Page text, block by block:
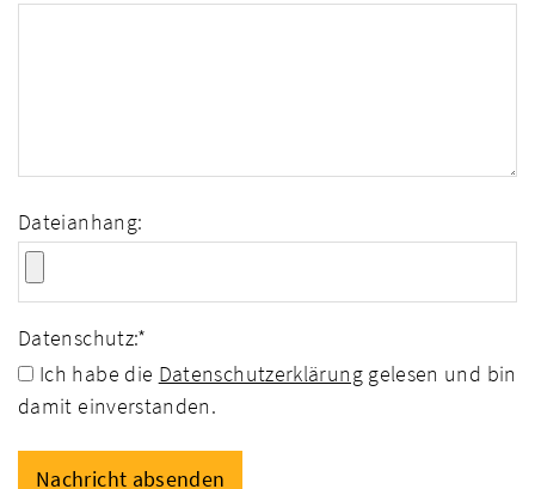
Dateianhang:
Datenschutz:*
Ich habe die Datenschutzerklärunggelesen und bin
damit einverstanden.